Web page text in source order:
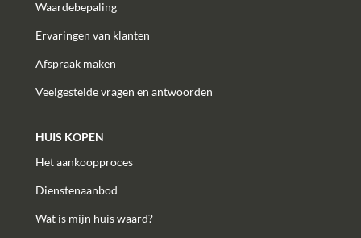
Waardebepaling
Ervaringen van klanten
Afspraak maken
Veelgestelde vragen en antwoorden
HUIS KOPEN
Het aankoopproces
Dienstenaanbod
Wat is mijn huis waard?